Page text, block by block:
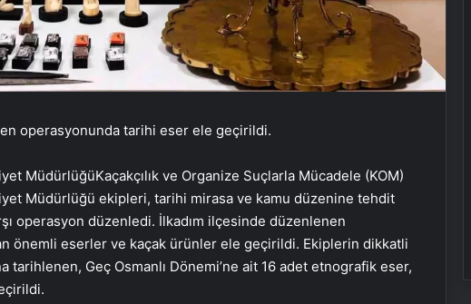
operasyonunda tarihi eser ele geçirildi.
MüdürlüğüKaçakçılık ve Organize Suçlarla Mücadele (KOM)
Müdürlüğü ekipleri, tarihi mirasa ve kamu düzenine tehdit
operasyon düzenledi. İlkadım ilçesinde düzenlenen
önemli eserler ve kaçak ürünler ele geçirildi. Ekiplerin dikkatli
tarihlenen, Geç Osmanlı Dönemi’ne ait 16 adet etnografik eser,